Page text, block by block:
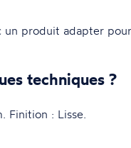
produit adapter
techniques ?
Finition : Lisse.